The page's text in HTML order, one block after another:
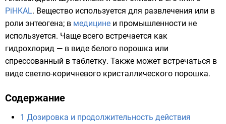
PiHKAL. Вещество используется для развлечения или в
роли энтеогена; в медицине и промышленности не
используется. Чаще всего встречается как
гидрохлорид — в виде белого порошка или
спрессованный в таблетку. Также может встречаться в
виде светло-коричневого кристаллического порошка.
Содержание
1 Дозировка и продолжительность действия